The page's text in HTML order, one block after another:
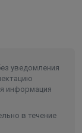
уведомления
информация
в течение